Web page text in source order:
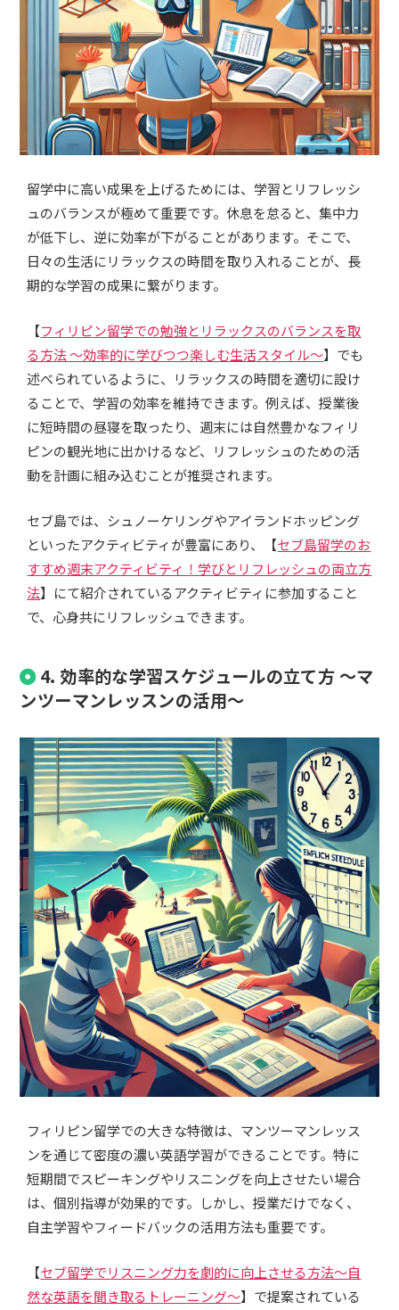
留学中に高い成果を上げるためには、学習とリフレッシ
ュのバランスが極めて重要です。休息を怠ると、集中力
が低下し、逆に効率が下がることがあります。そこで、
日々の生活にリラックスの時間を取り入れることが、長
期的な学習の成果に繋がります。
【フィリピン留学での勉強とリラックスのバランスを取
る方法 ～効率的に学びつつ楽しむ生活スタイル～】でも
述べられているように、リラックスの時間を適切に設け
ることで、学習の効率を維持できます。例えば、授業後
に短時間の昼寝を取ったり、週末には自然豊かなフィリ
ピンの観光地に出かけるなど、リフレッシュのための活
動を計画に組み込むことが推奨されます。
セブ島では、シュノーケリングやアイランドホッピング
といったアクティビティが豊富にあり、【セブ島留学のお
すすめ週末アクティビティ！学びとリフレッシュの両立方
法】にて紹介されているアクティビティに参加すること
で、心身共にリフレッシュできます。
4. 効率的な学習スケジュールの立て方 ～マ
ンツーマンレッスンの活用～
フィリピン留学での大きな特徴は、マンツーマンレッス
ンを通じて密度の濃い英語学習ができることです。特に
短期間でスピーキングやリスニングを向上させたい場合
は、個別指導が効果的です。しかし、授業だけでなく、
自主学習やフィードバックの活用方法も重要です。
【セブ留学でリスニング力を劇的に向上させる方法～自
然な英語を聞き取るトレーニング～】で提案されている